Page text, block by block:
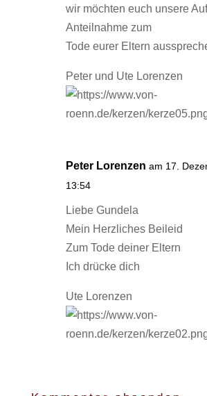
wir möchten euch unsere
Anteilnahme zum
Tode eurer Eltern
Peter und Ute Lorenzen
Peter Lorenzen am 17.
13:54
Liebe Gundela
Mein Herzliches Beileid
Zum Tode deiner Eltern
Ich drücke dich
Ute Lorenzen